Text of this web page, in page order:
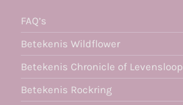
FAQ’s
Betekenis Wildflower
Betekenis Chronicle of Levensloop
Betekenis Rockring